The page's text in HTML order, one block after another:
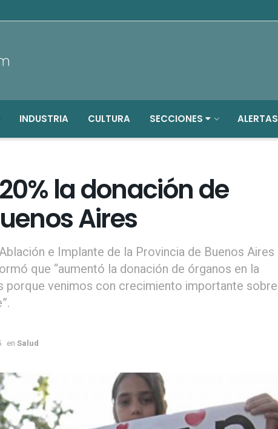
INDUSTRIA CULTURA SECCIONES ALERTAS
la donación de
Aires
e Implante de la Provincia de Buenos Aires
que “aumentó la donación de órganos en la
porque venimos con crecimiento importante sobre
en Salud